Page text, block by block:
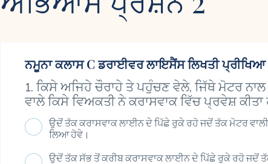
ਨਮੂਨਾ ਕਲਾਸ C ਡਰਾਈਵਰ ਲਾਇਸੈਂਸ ਲਿਖਤੀ ਪ੍ਰੀਖਿਆ
ਕਿਸੇ ਅਜਿਹੇ ਚੌਰਾਹੇ ਤੇ ਪਹੁੰਚਣ ਵੇਲੇ, ਜਿੱਥੇ ਮੋਟਰ
ਵਾਲੇ ਕਿਸੇ ਵਿਅਕਤੀ ਨੇ ਕਰਾਸਵਾਕ ਵਿੱਚ ਪ੍ਰਵੇਸ਼ ਕੀਤਾ
ਉਦੋਂ ਤੱਕ ਕਰਾਸਵਾਕ ਲਾਈਨ ਦੇ ਪਿੱਛੇ ਰੁਕੇ ਰਹੋ ਜਦੋਂ ਤੱਕ ਮੋਟਰ
ਲਿਆ ਹੋਵੇ।
ਉਦੋਂ ਤੱਕ ਸੱਭ ਤੋਂ ਕਰੀਬ ਕਰਾਸਵਾਕ ਲਾਈਨ ਦੇ ਪਿੱਛੇ ਰੁਕੇ ਰਹੋ ਜਦੋਂ